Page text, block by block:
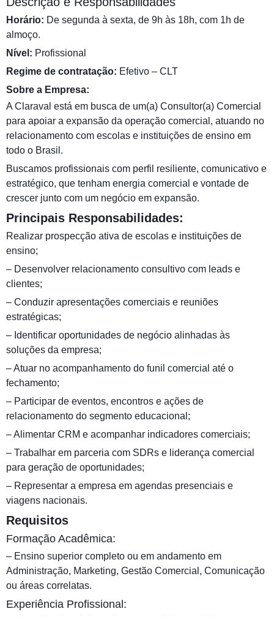
Horário: De segunda à sexta, de 9h às 18h, com 1h de
almoço.
Nível: Profissional
Regime de contratação: Efetivo – CLT
Sobre a Empresa:
A Claraval está em busca de um(a) Consultor(a) Comercial
para apoiar a expansão da operação comercial, atuando no
relacionamento com escolas e instituições de ensino em
todo o Brasil.
Buscamos profissionais com perfil resiliente, comunicativo e
estratégico, que tenham energia comercial e vontade de
crescer junto com um negócio em expansão.
Principais Responsabilidades:
Realizar prospecção ativa de escolas e instituições de
ensino;
– Desenvolver relacionamento consultivo com leads e
clientes;
– Conduzir apresentações comerciais e reuniões
estratégicas;
– Identificar oportunidades de negócio alinhadas às
soluções da empresa;
– Atuar no acompanhamento do funil comercial até o
fechamento;
– Participar de eventos, encontros e ações de
relacionamento do segmento educacional;
– Alimentar CRM e acompanhar indicadores comerciais;
– Trabalhar em parceria com SDRs e liderança comercial
para geração de oportunidades;
– Representar a empresa em agendas presenciais e
viagens nacionais.
Requisitos
Formação Acadêmica:
– Ensino superior completo ou em andamento em
Administração, Marketing, Gestão Comercial, Comunicação
ou áreas correlatas.
Experiência Profissional: